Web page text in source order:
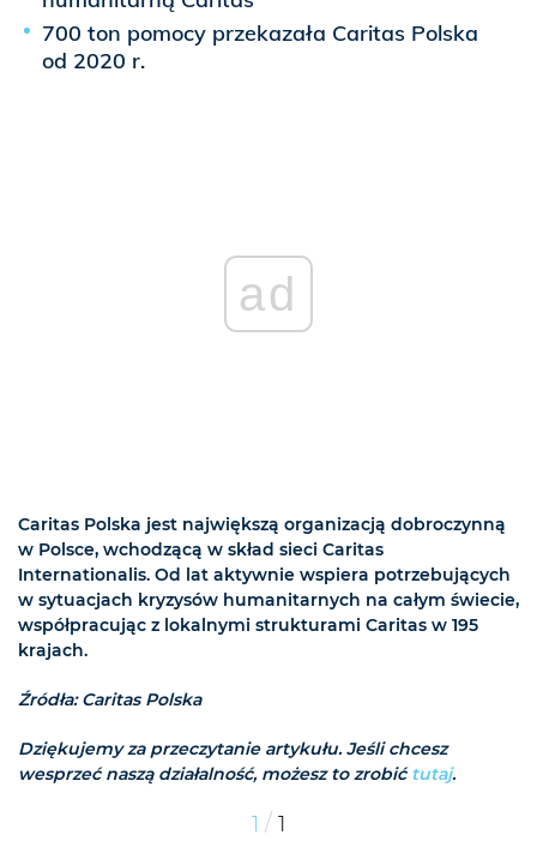
700 ton pomocy przekazała Caritas Polska
od 2020 r.
ad
Caritas Polska jest największą organizacją dobroczynną
w Polsce, wchodzącą w skład sieci Caritas
Internationalis. Od lat aktywnie wspiera potrzebujących
w sytuacjach kryzysów humanitarnych na całym świecie,
współpracując z lokalnymi strukturami Caritas w 195
krajach.
Źródła: Caritas Polska
Dziękujemy za przeczytanie artykułu. Jeśli chcesz
wesprzeć naszą działalność, możesz to zrobićtutaj.
1 / 1